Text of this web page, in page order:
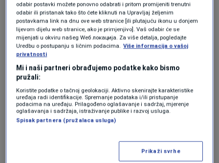
kazne. Na konstataciju TV voditelja da 100 KM
ove i 100 KM prošle godine nije isto, Fadil
Novalić odgovara:
"Zavisi šta kupujete, to je moj odgovor. Ako
kupujete ulje, kupićete ga 37% manje. Dakle,
kupićete manje litara 37%. Umjesto 100,
kupićete 63."
Da se nosioci vlasti najmanje brinu o onima koji
odabir postavki možete ponovno odabrati i pritom promijeniti trenutni
odabir ili pristanak tako što ćete kliknuti na Upravljaj željenim
postavkama link na dnu ove web stranice [ili plutajuću ikonu u donjem
lijevom dijelu web stranice, ako je primjenjivo]. Vaš odabir će se
mijenjati u okviru našeg Wеб локација. Za više detalja, pogledajte
Uredbu o postupanju s ličnim podacima. Više informacija o vašoj
privatnosti
Mi i naši partneri obrađujemo podatke kako bismo
pružali:
Koristite podatke o tačnoj geolokaciji. Aktivno skenirajte karakteristike
uređaja radi identifikacije. Spremanje podataka i/ili pristupanje
podacima na uređaju. Prilagođeno oglašavanje i sadržaj, mjerenje
oglašavanja i sadržaja, istraživanje publike i razvoj usluga.
Spisak partnera (pružalaca usluga)
Prikaži svrhe